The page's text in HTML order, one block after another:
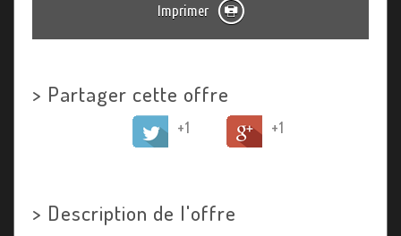
Imprimer
> Partager cette offre
+1 +1
> Description de l'offre